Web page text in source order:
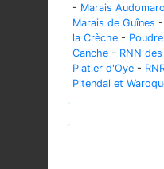
- Marais
Marais de Guînes -
la Crèche -
Canche - RNN
Platier d'Oye -
Pitendal et